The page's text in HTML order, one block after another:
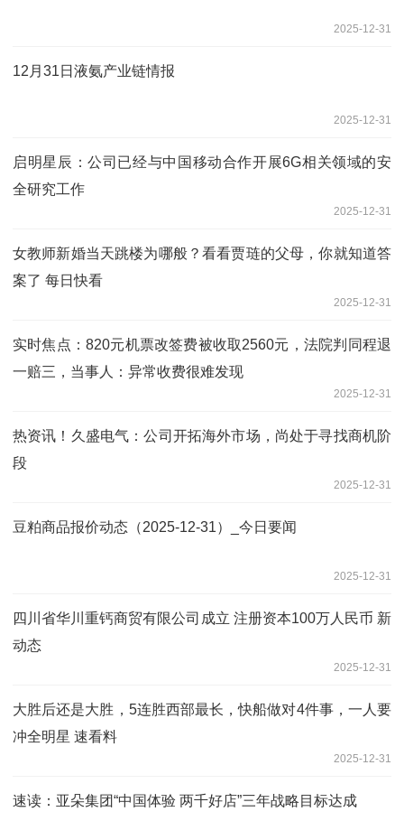
2025-12-31
12月31日液氨产业链情报
2025-12-31
启明星辰：公司已经与中国移动合作开展6G相关领域的安
全研究工作
2025-12-31
女教师新婚当天跳楼为哪般？看看贾琏的父母，你就知道答
案了 每日快看
2025-12-31
实时焦点：820元机票改签费被收取2560元，法院判同程退
一赔三，当事人：异常收费很难发现
2025-12-31
热资讯！久盛电气：公司开拓海外市场，尚处于寻找商机阶
段
2025-12-31
豆粕商品报价动态（2025-12-31）_今日要闻
2025-12-31
四川省华川重钙商贸有限公司成立 注册资本100万人民币 新
动态
2025-12-31
大胜后还是大胜，5连胜西部最长，快船做对4件事，一人要
冲全明星 速看料
2025-12-31
速读：亚朵集团“中国体验 两千好店”三年战略目标达成